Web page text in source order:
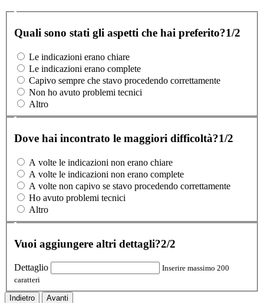
Quali sono stati gli aspetti che hai preferito?1/2
Le indicazioni erano chiare
Le indicazioni erano complete
Capivo sempre che stavo procedendo correttamente
Non ho avuto problemi tecnici
Altro
Dove hai incontrato le maggiori difficoltà?1/2
A volte le indicazioni non erano chiare
A volte le indicazioni non erano complete
A volte non capivo se stavo procedendo correttamente
Ho avuto problemi tecnici
Altro
Vuoi aggiungere altri dettagli?2/2
Dettaglio
Inserire massimo 200
caratteri
Indietro Avanti